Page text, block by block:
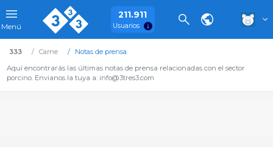
Menú
211.911
Usuarios
333 Carne
Notas de prensa
Aquí encontrarás las últimas notas de prensa relacionadas con el sector
porcino. Envianos la tuya a: info@3tres3.com